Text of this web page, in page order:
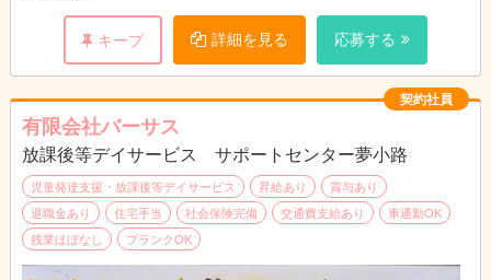
※障がい児童の通所支援事業所であり、子供達の社会性を高める
と共に学習の遅れをカバーしていく事を重点としております。
※保育士、教員免許(小学校)、児童指導員任用資格については、
いずれかの資格があれば応募可能です。
※普通自動車運転免許（ＡＴ限定可）については必須となりま
す。
※PCスキル：ワード・エクセル、基本操作
キープ 詳細を見る 応募する
契約社員
有限会社バーサス
放課後等デイサービス サポートセンター夢小路
児童発達支援・放課後等デイサービス 昇給あり
賞与あり
退職金あり
住宅手当 社会保険完備 交通費支給あり
車通勤OK
残業ほぼなし
ブランクOK